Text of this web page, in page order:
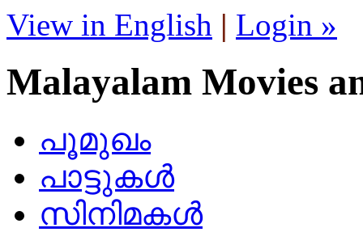
View in English | Login »
Malayalam Movies
പൂമുഖം
പാട്ടുകള്‍
സിനിമകള്‍